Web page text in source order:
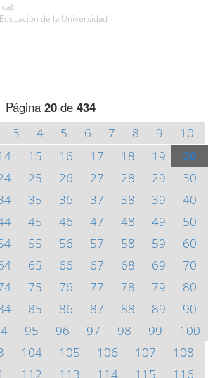
de la Universidad
Página 20 de 434
3 4 5 6 7 8 9
10
15 16 17 18 19
20
25 26 27 28 29
30
35 36 37 38 39
40
45 46 47 48 49
50
55 56 57 58 59
60
65 66 67 68 69
70
75 76 77 78 79
80
85 86 87 88 89
90
95 96 97 98 99
100
104 105 106 107
108
112 113 114 115
116